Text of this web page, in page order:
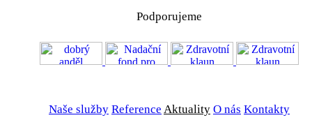
Podporujeme
Naše služby Reference Aktuality O nás Kontakty